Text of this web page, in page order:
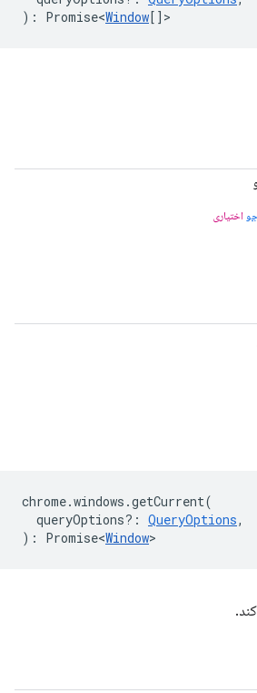
) : Promise<Window[] >
اختیاری
chrome.windows .getCurrent(
queryOptions? : QueryOptions,
) : Promise<Window>